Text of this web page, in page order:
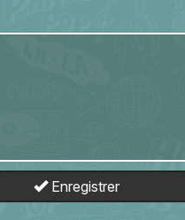
Enregistrer